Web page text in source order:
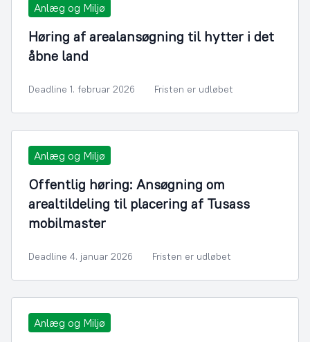
Anlæg og Miljø
Høring af arealansøgning til hytter i det
åbne land
Deadline 1. februar 2026 Fristen er udløbet
Anlæg og Miljø
Offentlig høring: Ansøgning om
arealtildeling til placering af Tusass
mobilmaster
Deadline 4. januar 2026 Fristen er udløbet
Anlæg og Miljø